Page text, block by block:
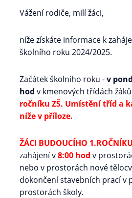
Vážení rodiče, milí žáci,
níže získáte informace k
školního roku 2024/2025.
Začátek školního roku -v
hod v kmenových třídách
ročníku ZŠ. Umístění tříd a
níže v příloze.
ŽÁCI BUDOUCÍHO 1.ROČNÍKU
zahájení v8:00 hod v
nebo v prostorách nové
dokončení stavebních prací v
prostorách školy.